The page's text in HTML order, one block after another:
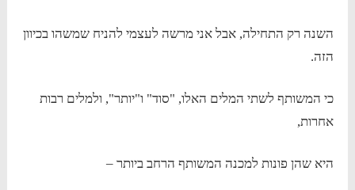
השנה רק התחילה, אבל אני מרשה לעצמי להניח שמשהו בכיוון
הזה.
כי המשותף לשתי המלים האלו, "סוד" ו"יותר", ולמלים רבות
אחרות,
היא שהן פונות למכנה המשותף הרחב ביותר –